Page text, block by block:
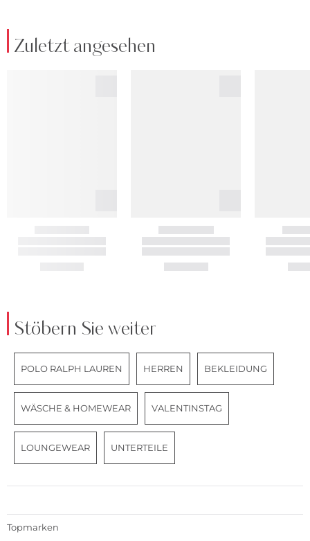
Zuletzt angesehen
Stöbern Sie weiter
POLO RALPH LAUREN HERREN BEKLEIDUNG
WÄSCHE & HOMEWEAR VALENTINSTAG
LOUNGEWEAR UNTERTEILE
Topmarken